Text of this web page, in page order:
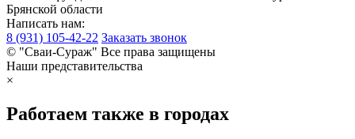
Брянской области
Написать нам:
8 (931) 105-42-22 Заказать звонок
© "Сваи-Сураж" Все права защищены
Наши представительства
×
Работаем также в городах